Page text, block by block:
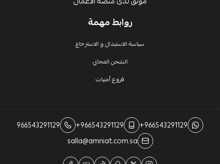
روابط مهمة
سياسة الاستبدال و الاسترجاع
الشحن المجاني
فروع أمنيات
+966543291129
+966543291129
966543291129
salla@amniat.com.sa